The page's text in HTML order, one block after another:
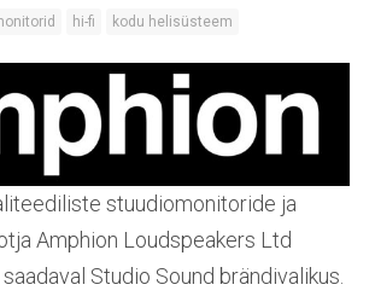
hi-fi kodu helisüsteem
stuudiomonitoride ja
Amphion Loudspeakers Ltd
Studio Sound brändivalikus.